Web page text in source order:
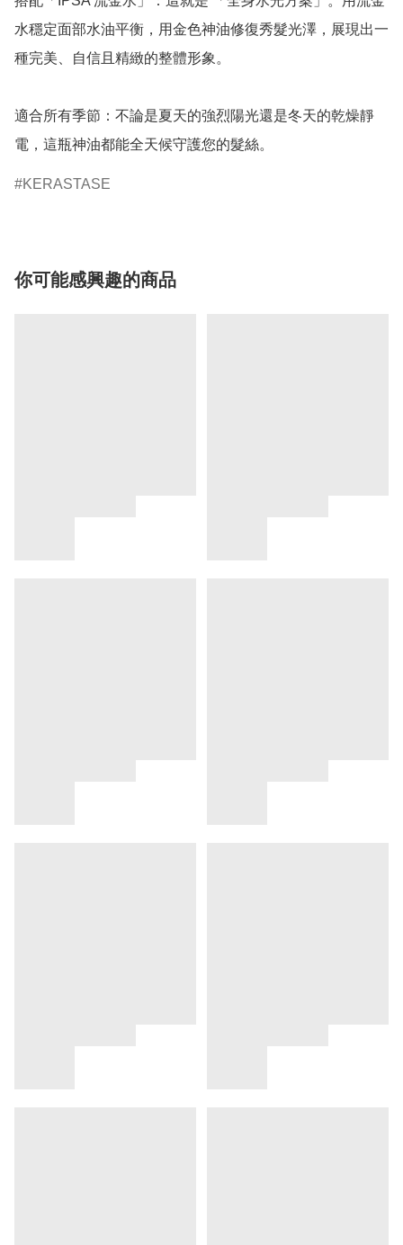
水穩定面部水油平衡，用金色神油修復秀髮光澤，展現出一
種完美、自信且精緻的整體形象。
適合所有季節：不論是夏天的強烈陽光還是冬天的乾燥靜
電，這瓶神油都能全天候守護您的髮絲。
KERASTASE
你可能感興趣的商品